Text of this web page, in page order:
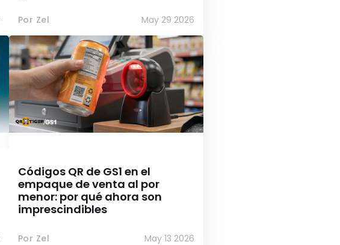
Por Zel May 29 2026
Códigos QR de GS1 en el
empaque de venta al por
menor: por qué ahora son
imprescindibles
Por Zel May 13 2026